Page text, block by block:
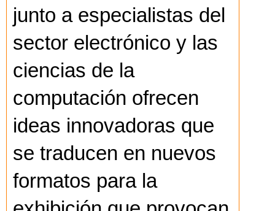
junto a especialistas del
sector electrónico y las
ciencias de la
computación ofrecen
ideas innovadoras que
se traducen en nuevos
formatos para la